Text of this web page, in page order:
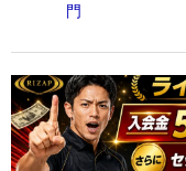
門